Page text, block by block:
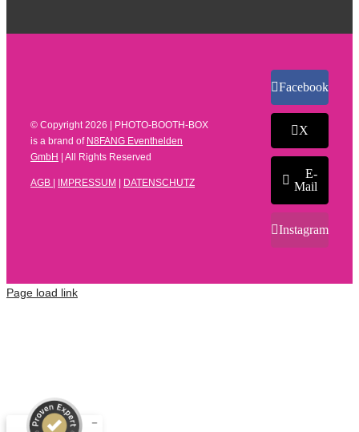
© Copyright2026 | PHOTO-BOOTH-BOX
is a brand of N8FANG Eventhelden
GmbH
| All Rights Reserved
AGB IMPRESSUM DATENSCHUTZ
Facebook
X
E-
Mail
Instagram
Page load link
4,66
/
5,00